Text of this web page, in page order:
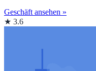
Geschäft ansehen »
★ 3.6